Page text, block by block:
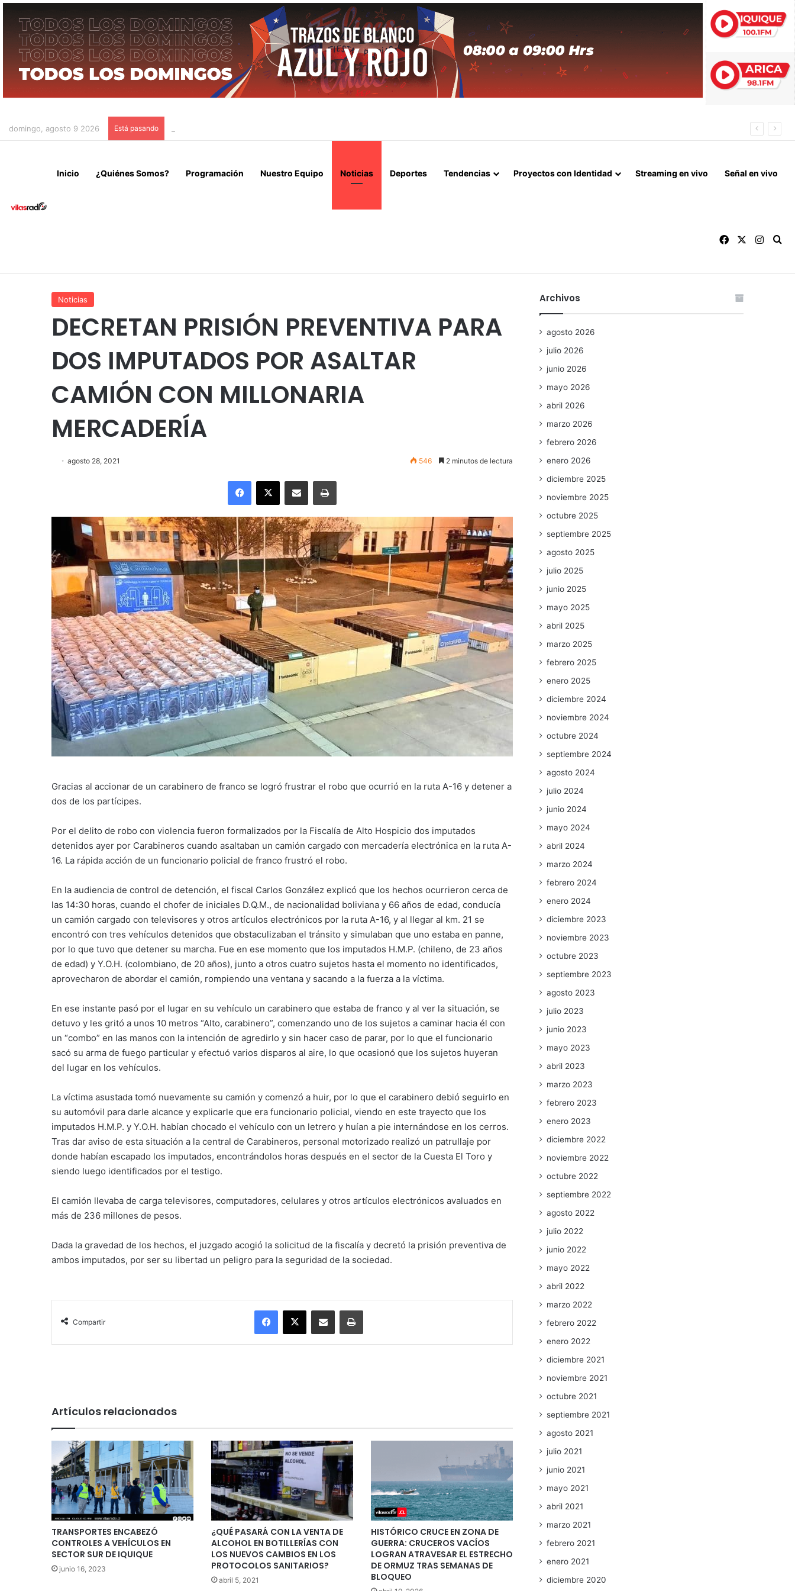
domingo, agosto 9 2026 Está pasando
Inicio ¿Quiénes Somos? Programación Nuestro Equipo Noticias Deportes Tendencias Proyectos con Identidad Streaming en vivo Señal en vivo
Facebook
Noticias
DECRETAN PRISIÓN PREVENTIVA PARA
DOS IMPUTADOS POR ASALTAR
CAMIÓN CON MILLONARIA
MERCADERÍA
agosto 28, 2021 546 2 minutos de lectura
Facebook
X Enviar vía email Imprimir
Gracias al accionar de un carabinero de franco se logró frustrar el robo que ocurrió en la ruta A-16 y detener a
dos de los partícipes.
Por el delito de robo con violencia fueron formalizados por la Fiscalía de Alto Hospicio dos imputados
detenidos ayer por Carabineros cuando asaltaban un camión cargado con mercadería electrónica en la ruta A-
16. La rápida acción de un funcionario policial de franco frustró el robo.
En la audiencia de control de detención, el fiscal Carlos González explicó que los hechos ocurrieron cerca de
las 14:30 horas, cuando el chofer de iniciales D.Q.M., de nacionalidad boliviana y 66 años de edad, conducía
un camión cargado con televisores y otros artículos electrónicos por la ruta A-16, y al llegar al km. 21 se
encontró con tres vehículos detenidos que obstaculizaban el tránsito y simulaban que uno estaba en panne,
por lo que tuvo que detener su marcha. Fue en ese momento que los imputados H.M.P. (chileno, de 23 años
de edad) y Y.O.H. (colombiano, de 20 años), junto a otros cuatro sujetos hasta el momento no identificados,
aprovecharon de abordar el camión, rompiendo una ventana y sacando a la fuerza a la víctima.
En ese instante pasó por el lugar en su vehículo un carabinero que estaba de franco y al ver la situación, se
detuvo y les gritó a unos 10 metros “Alto, carabinero”, comenzando uno de los sujetos a caminar hacia él con
un “combo” en las manos con la intención de agredirlo y sin hacer caso de parar, por lo que el funcionario
sacó su arma de fuego particular y efectuó varios disparos al aire, lo que ocasionó que los sujetos huyeran
del lugar en los vehículos.
La víctima asustada tomó nuevamente su camión y comenzó a huir, por lo que el carabinero debió seguirlo en
su automóvil para darle alcance y explicarle que era funcionario policial, viendo en este trayecto que los
imputados H.M.P. y Y.O.H. habían chocado el vehículo con un letrero y huían a pie internándose en los cerros.
Tras dar aviso de esta situación a la central de Carabineros, personal motorizado realizó un patrullaje por
donde habían escapado los imputados, encontrándolos horas después en el sector de la Cuesta El Toro y
siendo luego identificados por el testigo.
El camión llevaba de carga televisores, computadores, celulares y otros artículos electrónicos avaluados en
más de 236 millones de pesos.
Dada la gravedad de los hechos, el juzgado acogió la solicitud de la fiscalía y decretó la prisión preventiva de
ambos imputados, por ser su libertad un peligro para la seguridad de la sociedad.
Compartir
Facebook
X Enviar vía email Imprimir
Artículos relacionados
TRANSPORTES ENCABEZÓ
CONTROLES A VEHÍCULOS EN
SECTOR SUR DE IQUIQUE
junio 16, 2023
¿QUÉ PASARÁ CON LA VENTA DE
ALCOHOL EN BOTILLERÍAS CON
LOS NUEVOS CAMBIOS EN LOS
PROTOCOLOS SANITARIOS?
abril 5, 2021
HISTÓRICO CRUCE EN ZONA DE
GUERRA: CRUCEROS VACÍOS
LOGRAN ATRAVESAR EL ESTRECHO
DE ORMUZ TRAS SEMANAS DE
BLOQUEO
Archivos
agosto 2026
julio 2026
junio 2026
mayo 2026
abril 2026
marzo 2026
febrero 2026
enero 2026
diciembre 2025
noviembre 2025
octubre 2025
septiembre 2025
agosto 2025
julio 2025
junio 2025
mayo 2025
abril 2025
marzo 2025
febrero 2025
enero 2025
diciembre 2024
noviembre 2024
octubre 2024
septiembre 2024
agosto 2024
julio 2024
junio 2024
mayo 2024
abril 2024
marzo 2024
febrero 2024
enero 2024
diciembre 2023
noviembre 2023
octubre 2023
septiembre 2023
agosto 2023
julio 2023
junio 2023
mayo 2023
abril 2023
marzo 2023
febrero 2023
enero 2023
diciembre 2022
noviembre 2022
octubre 2022
septiembre 2022
agosto 2022
julio 2022
junio 2022
mayo 2022
abril 2022
marzo 2022
febrero 2022
enero 2022
diciembre 2021
noviembre 2021
octubre 2021
septiembre 2021
agosto 2021
julio 2021
junio 2021
mayo 2021
abril 2021
marzo 2021
febrero 2021
enero 2021
diciembre 2020